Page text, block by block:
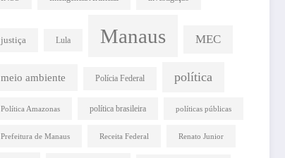
justiça Lula Manaus MEC
meio ambiente Polícia Federal política
Política Amazonas política brasileira políticas públicas
Prefeitura de Manaus Receita Federal Renato Junior